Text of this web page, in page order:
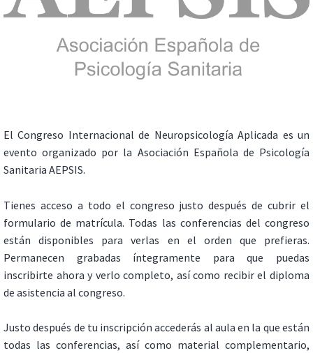
El Congreso Internacional de Neuropsicología Aplicada es un
evento organizado por la Asociación Española de Psicología
Sanitaria AEPSIS.
Tienes acceso a todo el congreso justo después de cubrir el
formulario de matrícula. Todas las conferencias del congreso
están disponibles para verlas en el orden que prefieras.
Permanecen grabadas íntegramente para que puedas
inscribirte ahora y verlo completo, así como recibir el diploma
de asistencia al congreso.
Justo después de tu inscripción accederás al aula en la que están
todas las conferencias, así como material complementario,